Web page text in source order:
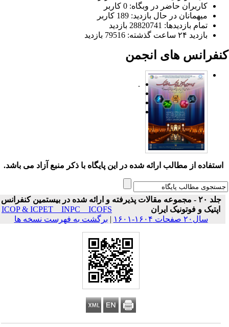
کاربران حاضر در وبگاه: 0 کاربر
میهمانان در حال بازدید: 189 کاربر
تمام بازدید‌ها: 28820741 بازدید
بازدید ۲۴ ساعت گذشته: 79516 بازدید
های انجمن
.
استفاده از مطالب ارائه شده در این پایگاه با ذکر منبع آزاد می باشد.
جلد ۲۰ - مجموعه مقالات پذیرفته و ارائه شده در بیستمین کنفرانس
اپتیک و فوتونیک ایران
ICOP & ICPET _ INPC _ ICOFS
سال۲۰ صفحات ۱۶۰۴-۱۶۰۱
| برگشت به فهرست نسخه ها